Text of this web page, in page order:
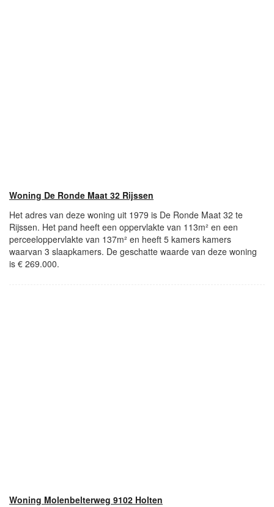
Woning De Ronde Maat 32 Rijssen
Het adres van deze woning uit 1979 is De Ronde Maat 32 te
Rijssen. Het pand heeft een oppervlakte van 113m² en een
perceeloppervlakte van 137m² en heeft 5 kamers kamers
waarvan 3 slaapkamers. De geschatte waarde van deze woning
is € 269.000.
Woning Molenbelterweg 9102 Holten